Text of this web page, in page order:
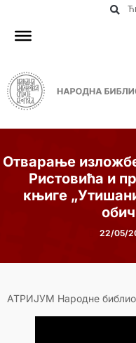
Отварање
Ристовића и
књиге
22/05/
АТРИЈУМ Народне